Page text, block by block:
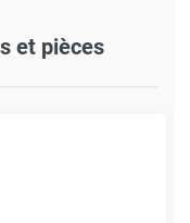
et pièces